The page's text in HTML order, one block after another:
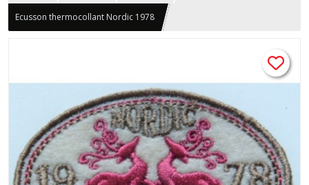
Ecusson thermocollant Nordic 1978